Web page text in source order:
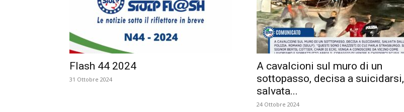
Flash 44 2024
31 Ottobre 2024
A cavalcioni sul muro di un
sottopasso, decisa a suicidarsi,
salvata...
24 Ottobre 2024